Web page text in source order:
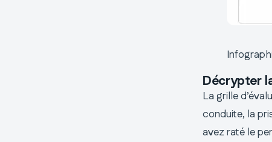
Décrypter
La grille
conduite, la
avez raté le